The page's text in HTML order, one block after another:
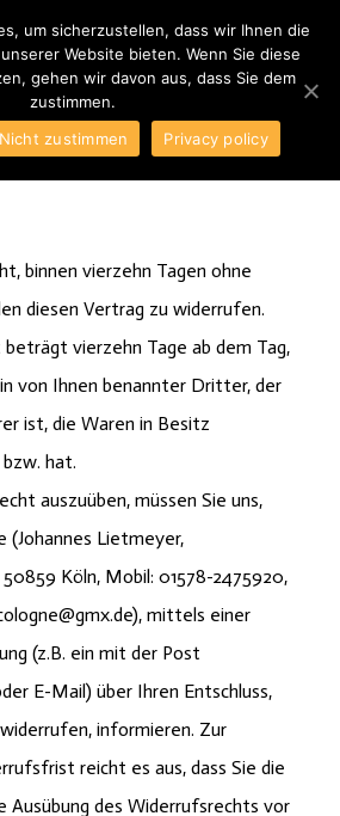
binnen vierzehn Tagen ohne
diesen Vertrag zu widerrufen.
vierzehn Tage ab dem Tag,
von Ihnen benannter Dritter, der
ist, die Waren in Besitz
hat.
auszuüben, müssen Sie uns,
(Johannes Lietmeyer,
Köln, Mobil: 01578-2475920,
mittels einer
(z.B. ein mit der Post
E-Mail) über Ihren Entschluss,
informieren. Zur
reicht es aus, dass Sie die
Ausübung des Widerrufsrechts vor
um sicherzustellen, dass wir Ihnen die
Website bieten. Wenn Sie diese
gehen wir davon aus, dass Sie dem
zustimmen.
Nicht zustimmen Privacy policy